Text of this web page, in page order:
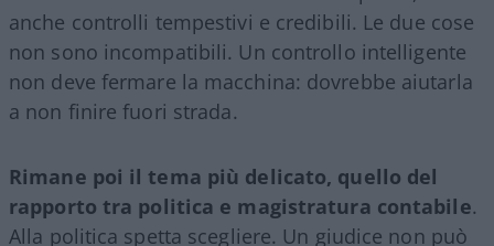
anche controlli tempestivi e credibili. Le due cose
non sono incompatibili. Un controllo intelligente
non deve fermare la macchina: dovrebbe aiutarla
a non finire fuori strada.
Rimane poi il tema più delicato, quello del
rapporto tra politica e magistratura contabile.
Alla politica spetta scegliere. Un giudice non può